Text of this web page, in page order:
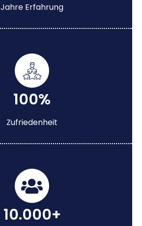
Jahre Erfahrung
100%
Zufriedenheit
10.000+